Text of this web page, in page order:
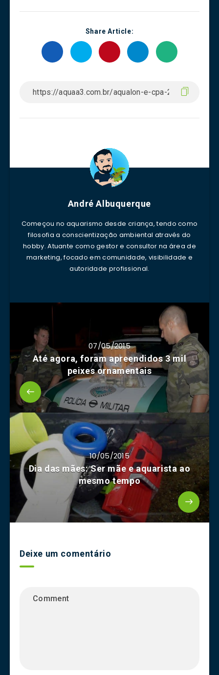
Share Article:
André Albuquerque
Começou no aquarismo desde criança, tendo como
filosofia a conscientização ambiental através do
hobby. Atuante como gestor e consultor na área de
marketing, focado em comunidade, visibilidade e
autoridade profissional.
07/05/2015
Até agora, foram apreendidos 3 mil
peixes ornamentais
10/05/2015
Dia das mães: Ser mãe e aquarista ao
mesmo tempo
Deixe um comentário